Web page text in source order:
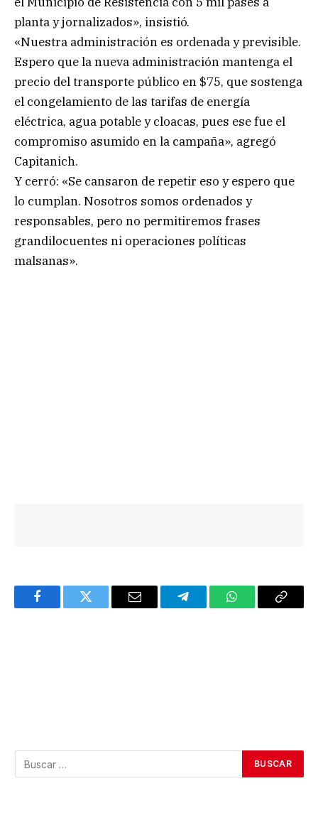
planta y jornalizados», insistió.
«Nuestra administración es ordenada y previsible.
Espero que la nueva administración mantenga el
precio del transporte público en $75, que sostenga
el congelamiento de las tarifas de energía
eléctrica, agua potable y cloacas, pues ese fue el
compromiso asumido en la campaña», agregó
Capitanich.
Y cerró: «Se cansaron de repetir eso y espero que
lo cumplan. Nosotros somos ordenados y
responsables, pero no permitiremos frases
grandilocuentes ni operaciones políticas
malsanas».
FacebookTwitter Email TelegramWhatsAppCopy